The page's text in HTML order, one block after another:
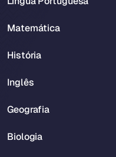
Matemática
História
Inglês
Geografia
Biologia